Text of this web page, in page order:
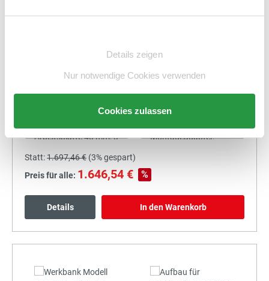
Details zeigen
Nur notwendige Cookies verwenden
Cookies zulassen
Statt:1.697,46 € (3%gespart)
Preis für alle: 1.646,54 € %
Details In den Warenkorb